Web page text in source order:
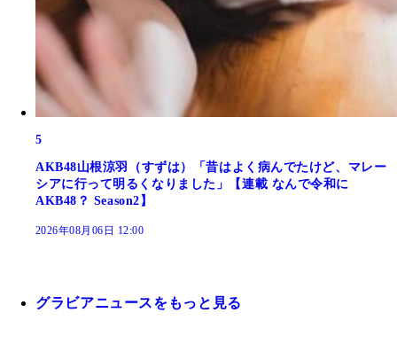
5
AKB48山根涼羽（すずは）「昔はよく病んでたけど、マレー
シアに行って明るくなりました」【連載 なんで令和に
AKB48？ Season2】
2026年08月06日 12:00
グラビアニュースをもっと見る